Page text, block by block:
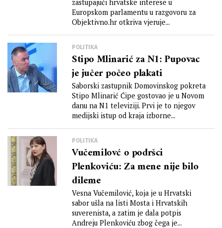
zastupajući hrvatske interese u
Europskom parlamentu u razgovoru za
Objektivno.hr otkriva vjeruje...
POLITIKA
Stipo Mlinarić za N1: Pupovac
je jučer počeo plakati
Saborski zastupnik Domovinskog pokreta
Stipo Mlinarić Ćipe gostovao je u Novom
danu na N1 televiziji. Prvi je to njegov
medijski istup od kraja izborne...
POLITIKA
Vučemilovć o podršci
Plenkoviću: Za mene nije bilo
dileme
Vesna Vučemilović, koja je u Hrvatski
sabor ušla na listi Mosta i Hrvatskih
suverenista, a zatim je dala potpis
Andreju Plenkoviću zbog čega je...